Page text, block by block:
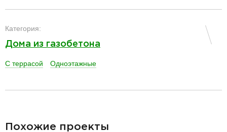
Категория:
Дома из газобетона
С террасой Одноэтажные
Похожие проекты